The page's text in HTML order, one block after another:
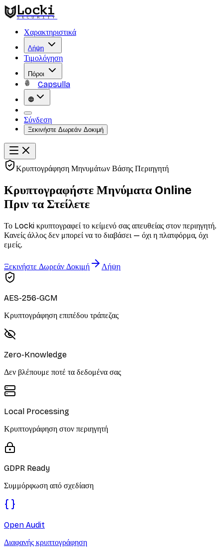
Locki
SECURITY
Χαρακτηριστικά
Λήψη
Τιμολόγηση
Πόροι
Capsulla
Σύνδεση
Ξεκινήστε Δωρεάν Δοκιμή
Κρυπτογράφηση Μηνυμάτων Βάσης Περιηγητή
Κρυπτογραφήστε Μηνύματα Online
Πριν τα Στείλετε
Το Locki κρυπτογραφεί το κείμενό σας απευθείας στον περιηγητή.
Κανείς άλλος δεν μπορεί να το διαβάσει — όχι η πλατφόρμα, όχι
εμείς.
Ξεκινήστε Δωρεάν Δοκιμή Λήψη
AES-256-GCM
Κρυπτογράφηση επιπέδου τράπεζας
Zero-Knowledge
Δεν βλέπουμε ποτέ τα δεδομένα σας
Local Processing
Κρυπτογράφηση στον περιηγητή
GDPR Ready
Συμμόρφωση από σχεδίαση
Open Audit
Διαφανής κρυπτογράφηση